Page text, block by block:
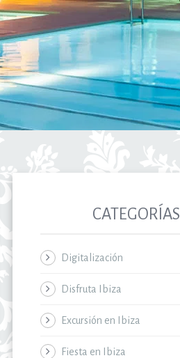
CATEGORÍAS
Digitalización
Disfruta Ibiza
Excursión en Ibiza
Fiesta en Ibiza